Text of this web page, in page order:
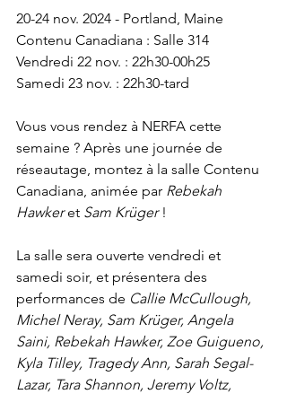
20-24 nov. 2024 - Portland, Maine
Contenu Canadiana : Salle 314
Vendredi 22 nov. : 22h30-00h25
Samedi 23 nov. : 22h30-tard
Vous vous rendez à NERFA cette
semaine ? Après une journée de
réseautage, montez à la salle Contenu
Canadiana, animée par Rebekah
Hawker et Sam Krüger !
La salle sera ouverte vendredi et
samedi soir, et présentera des
performances de Callie McCullough,
Michel Neray, Sam Krüger, Angela
Saini, Rebekah Hawker, Zoe Guigueno,
Kyla Tilley, Tragedy Ann, Sarah Segal-
Lazar, Tara Shannon, Jeremy Voltz,